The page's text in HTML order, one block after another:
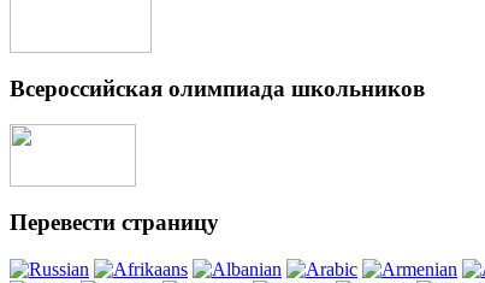
Всероссийская олимпиада школьников
Перевести страницу